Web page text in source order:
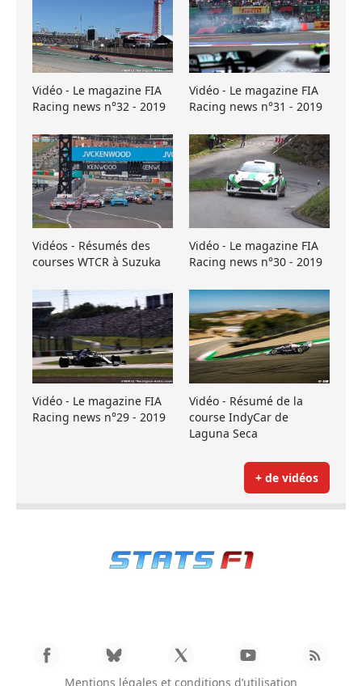
Vidéo - Le magazine FIA
Racing news n°32 - 2019
Vidéo - Le magazine FIA
Racing news n°31 - 2019
Vidéos - Résumés des
courses WTCR à Suzuka
Vidéo - Le magazine FIA
Racing news n°30 - 2019
Vidéo - Le magazine FIA
Racing news n°29 - 2019
Vidéo - Résumé de la
course IndyCar de
Laguna Seca
+ de vidéos
Mentions légales et conditions d’utilisation